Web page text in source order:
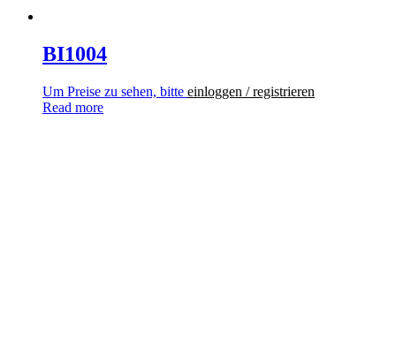
BI1004
Um Preise zu sehen, bitte einloggen / registrieren
Read more